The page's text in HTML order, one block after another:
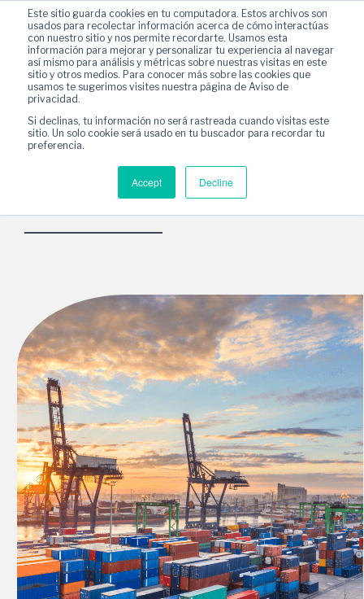
Este sitio guarda cookies en tu computadora. Estos archivos son
usados para recolectar información acerca de cómo interactúas
con nuestro sitio y nos permite recordarte. Usamos esta
información para mejorar y personalizar tu experiencia al navegar
así mismo para análisis y métricas sobre nuestras visitas en este
sitio y otros medios. Para conocer más sobre las cookies que
usamos te sugerimos visites nuestra página de Aviso de
privacidad.
Si declinas, tu información no será rastreada cuando visitas este
sitio. Un solo cookie será usado en tu buscador para recordar tu
preferencia.
Accept Decline
Contenedores marítimos
en Ciudad